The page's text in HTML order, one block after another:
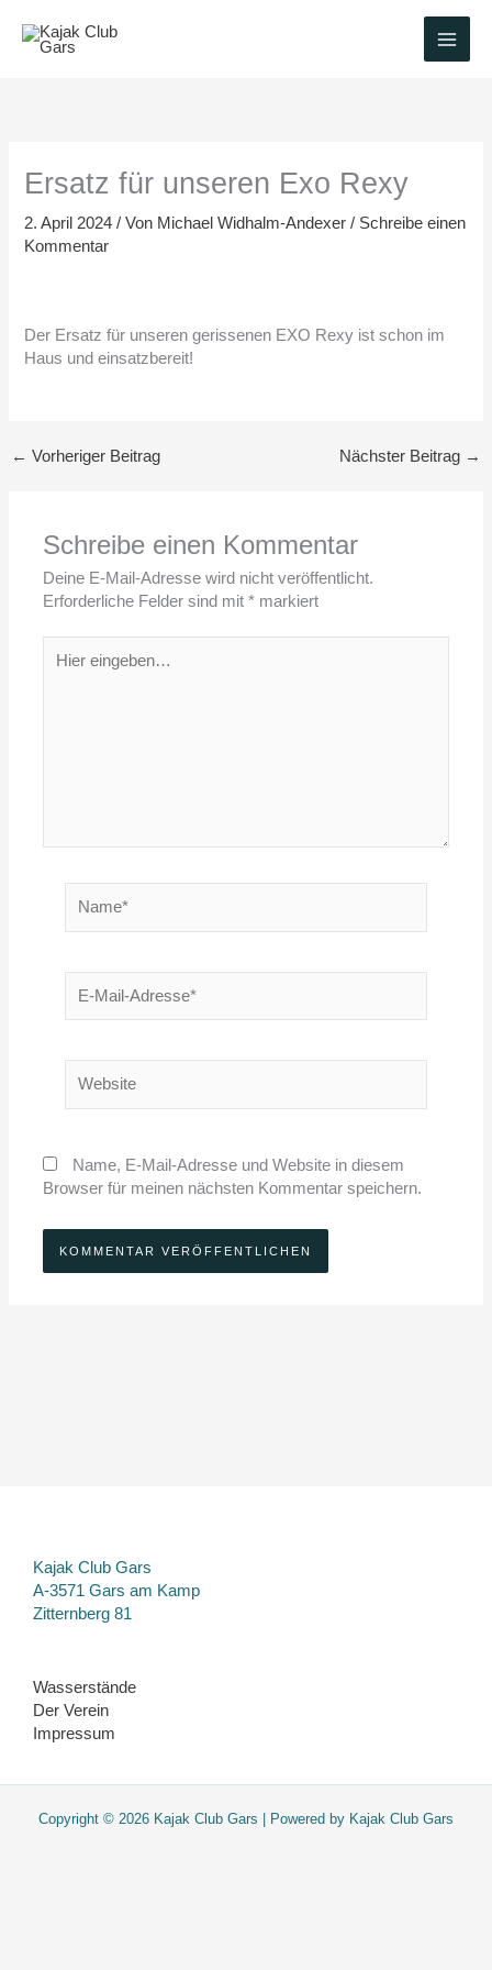
Inhalt
springen
Ersatz für unseren Exo Rexy
2. April 2024/ Von Michael Widhalm-Andexer/ Schreibe einen
Kommentar
Der Ersatz für unseren gerissenen EXO Rexy ist schon im
Haus und einsatzbereit!
← Vorheriger Beitrag Nächster Beitrag →
Schreibe einen Kommentar
Deine E-Mail-Adresse wird nicht veröffentlicht.
Erforderliche Felder sind mit* markiert
eingeben…
Mail-
Name, E-Mail-Adresse und Website in diesem
Browser für meinen nächsten Kommentar speichern.
Kajak Club Gars
A-3571 Gars am Kamp
Zitternberg 81
Wasserstände
Der Verein
Impressum
Copyright © 2026 Kajak Club Gars | Powered by Kajak Club Gars